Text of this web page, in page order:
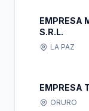
EMPRESA
S.R.L.
LA PAZ
EMPRESA
ORURO